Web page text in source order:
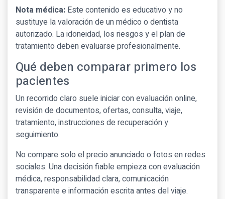
Nota médica: Este contenido es educativo y no
sustituye la valoración de un médico o dentista
autorizado. La idoneidad, los riesgos y el plan de
tratamiento deben evaluarse profesionalmente.
Qué deben comparar primero los
pacientes
Un recorrido claro suele iniciar con evaluación online,
revisión de documentos, ofertas, consulta, viaje,
tratamiento, instrucciones de recuperación y
seguimiento.
No compare solo el precio anunciado o fotos en redes
sociales. Una decisión fiable empieza con evaluación
médica, responsabilidad clara, comunicación
transparente e información escrita antes del viaje.